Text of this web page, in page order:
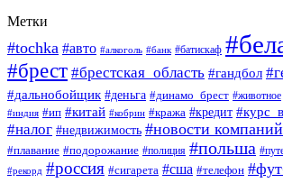
Метки
#tochka #авто #алкоголь #банк #батискаф
#брест #брестская_область #гандбол
#дальнобойщик #деньга #динамо_брест #животное
#индия #ип #китай #кобрин #кража #кредит
#налог #недвижимость #новости компаний
#плавание #подорожание #полиция #польша
#рекорд #россия #сигарета #сша #телефон